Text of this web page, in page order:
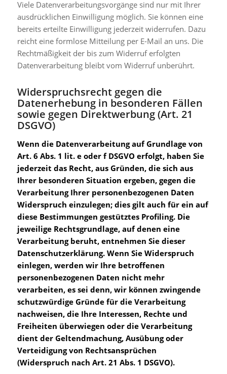
Viele Datenverarbeitungsvorgänge sind nur mit Ihrer
ausdrücklichen Einwilligung möglich. Sie können eine
bereits erteilte Einwilligung jederzeit widerrufen. Dazu
reicht eine formlose Mitteilung per E-Mail an uns. Die
Rechtmäßigkeit der bis zum Widerruf erfolgten
Datenverarbeitung bleibt vom Widerruf unberührt.
Widerspruchsrecht gegen die
Datenerhebung in besonderen Fällen
sowie gegen Direktwerbung (Art. 21
DSGVO)
Wenn die Datenverarbeitung auf Grundlage von
Art. 6 Abs. 1 lit. e oder f DSGVO erfolgt, haben Sie
jederzeit das Recht, aus Gründen, die sich aus
Ihrer besonderen Situation ergeben, gegen die
Verarbeitung Ihrer personenbezogenen Daten
Widerspruch einzulegen; dies gilt auch für ein auf
diese Bestimmungen gestütztes Profiling. Die
jeweilige Rechtsgrundlage, auf denen eine
Verarbeitung beruht, entnehmen Sie dieser
Datenschutzerklärung. Wenn Sie Widerspruch
einlegen, werden wir Ihre betroffenen
personenbezogenen Daten nicht mehr
verarbeiten, es sei denn, wir können zwingende
schutzwürdige Gründe für die Verarbeitung
nachweisen, die Ihre Interessen, Rechte und
Freiheiten überwiegen oder die Verarbeitung
dient der Geltendmachung, Ausübung oder
Verteidigung von Rechtsansprüchen
(Widerspruch nach Art. 21 Abs. 1 DSGVO).